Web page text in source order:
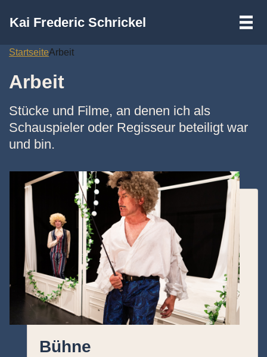
Zum
springen
Kai Frederic Schrickel III
StartseiteArbeit
Arbeit
Stücke und Filme, an denen ich als
Schauspieler oder Regisseur beteiligt war
und bin.
Bühne